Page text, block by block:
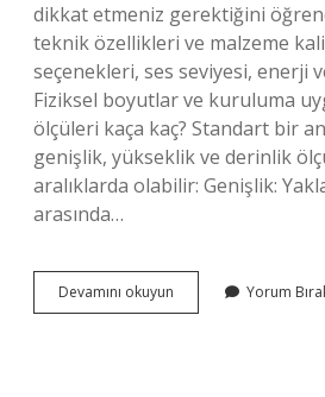
dikkat etmeniz gerektiğini
teknik özellikleri ve malzeme
seçenekleri, ses seviyesi, enerji
Fiziksel boyutlar ve kuruluma
ölçüleri kaça kaç? Standart bir
genişlik, yükseklik ve derinlik
aralıklarda olabilir: Genişlik:
arasında…
Devamını okuyun
Lü
Yorum